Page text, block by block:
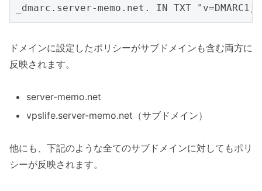
ドメインに設定したポリシーがサブドメインも含む両方に
反映されます。
server-memo.net
vpslife.server-memo.net（サブドメイン）
他にも、下記のような全てのサブドメインに対してもポリ
シーが反映されます。